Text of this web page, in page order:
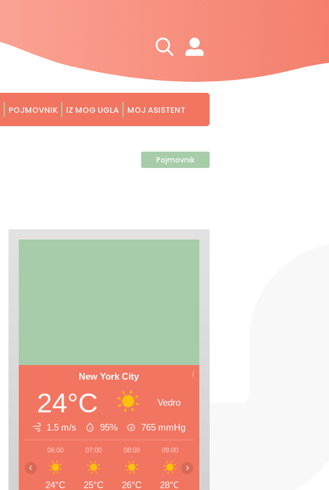
POJMOVNIK IZ MOG UGLA MOJ ASISTENT
Pojmovnik
New York City
24°C Vedro
1.5 m/s 95% 765 mmHg
06:00
24°C
07:00
25°C
08:00
26°C
09:00
28°C
‹ ›